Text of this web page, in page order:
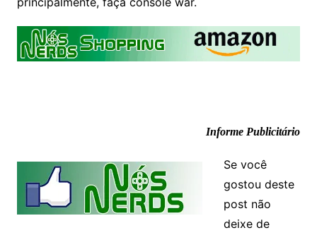
Informe Publicitário
Se você
gostou deste
post não
deixe de